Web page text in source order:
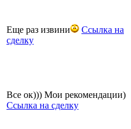
Еще раз извини
Ссылка на
сделку
Все ок))) Мои рекомендации)
Ссылка на сделку